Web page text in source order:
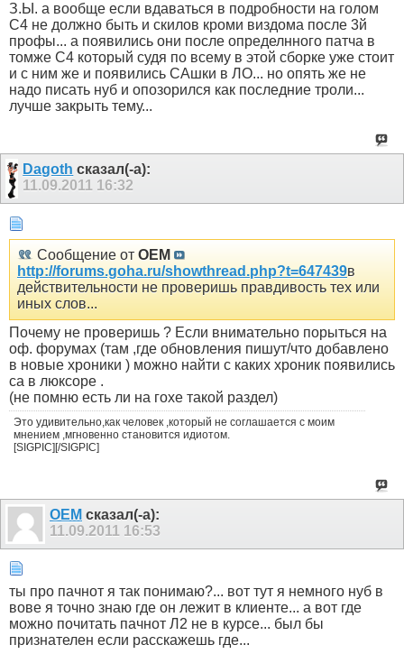
З.Ы. а вообще если вдаваться в подробности на голом
С4 не должно быть и скилов кроми виздома после 3й
профы... а появились они после определнного патча в
томже С4 который судя по всему в этой сборке уже стоит
и с ним же и появились САшки в ЛО... но опять же не
надо писать нуб и опозорился как последние троли...
лучше закрыть тему...
Dagoth сказал(-а):
11.09.2011 16:32
Сообщение от OEM
http://forums.goha.ru/showthread.php?t=647439в
действительности не проверишь правдивость тех или
иных слов...
Почему не проверишь ? Если внимательно порыться на
оф. форумах (там ,где обновления пишут/что добавлено
в новые хроники ) можно найти с каких хроник появились
са в люксоре .
(не помню есть ли на гохе такой раздел)
Это удивительно,как человек ,который не соглашается с моим
мнением ,мгновенно становится идиотом.
[SIGPIC][/SIGPIC]
OEM сказал(-а):
11.09.2011 16:53
ты про пачнот я так понимаю?... вот тут я немного нуб в
вове я точно знаю где он лежит в клиенте... а вот где
можно почитать пачнот Л2 не в курсе... был бы
признателен если расскажешь где...